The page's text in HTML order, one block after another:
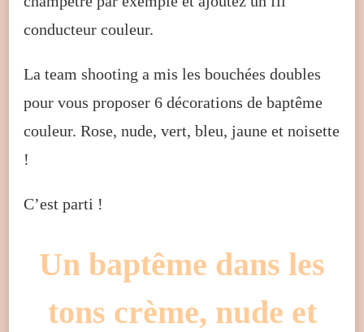
conducteur couleur.
La team shooting a mis les bouchées doubles
pour vous proposer 6 décorations de baptême
couleur. Rose, nude, vert, bleu, jaune et noisette
!
C’est parti !
Un baptême dans les
tons crème, nude et